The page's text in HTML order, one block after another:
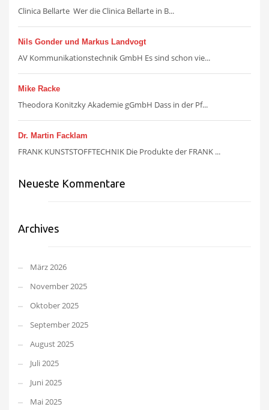
Clinica Bellarte Wer die Clinica Bellarte in B...
Nils Gonder und Markus Landvogt
AV Kommunikationstechnik GmbH Es sind schon vie...
Mike Racke
Theodora Konitzky Akademie gGmbH Dass in der Pf...
Dr. Martin Facklam
FRANK KUNSTSTOFFTECHNIK Die Produkte der FRANK ...
Neueste Kommentare
Archives
März 2026
November 2025
Oktober 2025
September 2025
August 2025
Juli 2025
Juni 2025
Mai 2025